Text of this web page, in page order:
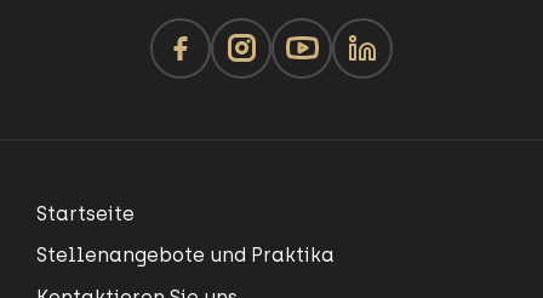
Startseite
Stellenangebote und Praktika